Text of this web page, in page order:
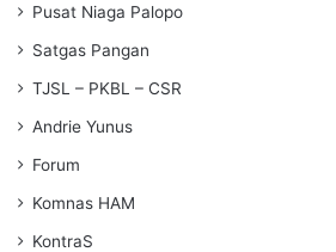
Pusat Niaga Palopo
Satgas Pangan
TJSL – PKBL – CSR
Andrie Yunus
Forum
Komnas HAM
KontraS